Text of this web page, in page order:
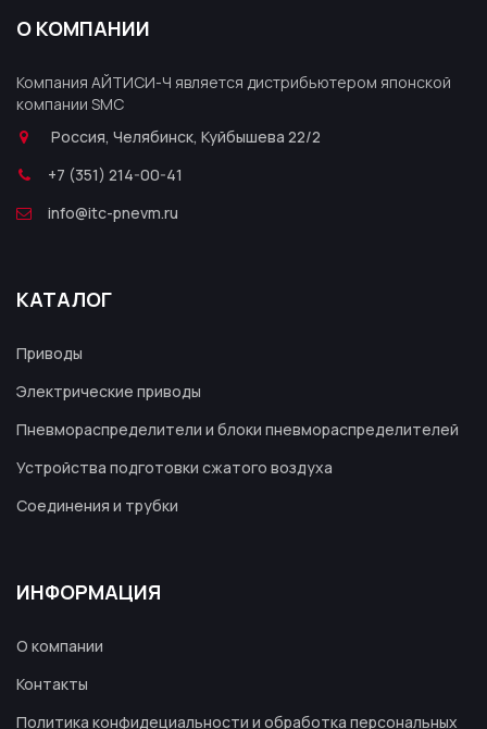
О КОМПАНИИ
Компания АЙТИСИ-Ч является дистрибьютером японской
компании SMC
Россия, Челябинск, Куйбышева 22/2
+7 (351) 214-00-41
info@itc-pnevm.ru
КАТАЛОГ
Приводы
Электрические приводы
Пневмораспределители и блоки пневмораспределителей
Устройства подготовки сжатого воздуха
Соединения и трубки
ИНФОРМАЦИЯ
О компании
Контакты
Политика конфидециальности и обработка персональных